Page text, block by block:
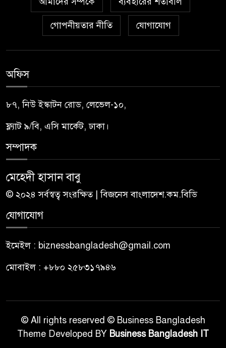
গোপনীয়তার নীতি যোগাযোগ
অফিস
৮৭, নিউ ইস্কাটন রোড, লেভেল-১০,
ফ্ল্যাট ৯/বি, এসি মার্কেট, ঢাকা।
সম্পাদক
মেহেদী হাসান বাবু
© ২০২৪ সর্বস্বত্ব সংরক্ষিত | বিজনেস বাংলাদেশ.কম.বিডি
যোগাযোগ
ইমেইল : biznessbangladesh@gmail.com
মোবাইল : +৮৮০ ২৫৮৩১৭৯৪৬
© All rights reserved © Business Bangladesh
Theme Developed BY Business Bangladesh IT